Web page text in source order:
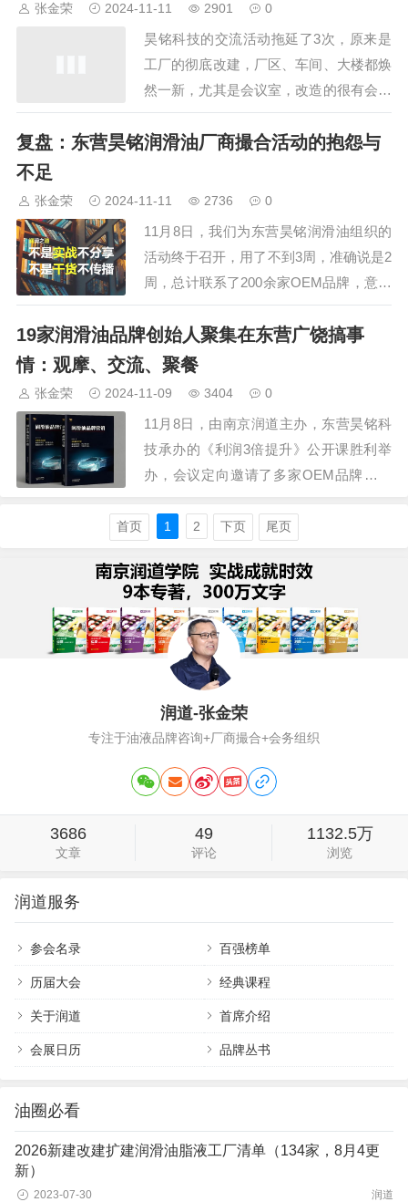
到，…
张金荣 2024-11-11 2901 0
昊铭科技的交流活动拖延了3次，原来是
工厂的彻底改建，厂区、车间、大楼都焕
然一新，尤其是会议室，改造的很有会议
格调，还有小吧台，能坐50余人，有电子
屏和智能平板，方便了今后更好的举办会
实验室讲解过…
复盘：东营昊铭润滑油厂商撮合活动的抱怨与
不足
张金荣 2024-11-11 2736 0
11月8日，我们为东营昊铭润滑油组织的
活动终于召开，用了不到3周，准确说是2
周，总计联系了200余家OEM品牌，意向
的有41家，最终来了19家，活动算是圆
满，但沟通上却很不爽，昊铭对我工作不
满意，说服务不到位，心平气和的回顾
19家润滑油品牌创始人聚集在东营广饶搞事
情：观摩、交流、聚餐
张金荣 2024-11-09 3404 0
11月8日，由南京润道主办，东营昊铭科
技承办的《利润3倍提升》公开课胜利举
办，会议定向邀请了多家OEM品牌创始
段，也是传统上开会的周五，依旧有19家
实现3倍利润提升，大家不仅观摩了现代
化的漂亮工厂，也聆听了新锐理念和营销
动作，同行…
首页 1 2 下页 尾页
润道-张金荣
专注于油液品牌咨询+厂商撮合+会务组织
3686
文章
49
评论
1132.5万
浏览
润道服务
参会名录 百强榜单
历届大会 经典课程
关于润道 首席介绍
会展日历 品牌丛书
油圈必看
2026新建改建扩建润滑油脂液工厂清单（134家，8月4更
新）
2023-07-30 润道